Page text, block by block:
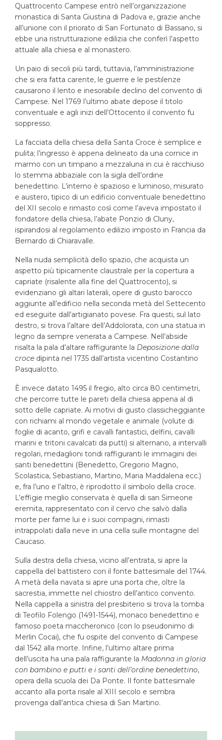
Quattrocento Campese entrò nell’organizzazione
monastica di Santa Giustina di Padova e, grazie anche
all’unione con il priorato di San Fortunato di Bassano, si
ebbe una ristrutturazione edilizia che conferì l’aspetto
attuale alla chiesa e al monastero.
Un paio di secoli più tardi, tuttavia, l’amministrazione
che si era fatta carente, le guerre e le pestilenze
causarono il lento e inesorabile declino del convento di
Campese. Nel 1769 l’ultimo abate depose il titolo
conventuale e agli inizi dell’Ottocento il convento fu
soppresso.
La facciata della chiesa della Santa Croce è semplice e
pulita; l’ingresso è appena delineato da una cornice in
marmo con un timpano a mezzaluna in cui è racchiuso
lo stemma abbaziale con la sigla dell’ordine
benedettino. L’interno è spazioso e luminoso, misurato
e austero, tipico di un edificio conventuale benedettino
del XII secolo e rimasto così come l’aveva impostato il
fondatore della chiesa, l’abate Ponzio di Cluny,
ispirandosi al regolamento edilizio imposto in Francia da
Bernardo di Chiaravalle.
Nella nuda semplicità dello spazio, che acquista un
aspetto più tipicamente claustrale per la copertura a
capriate (risalente alla fine del Quattrocento), si
evidenziano gli altari laterali, opere di gusto barocco
aggiunte all’edificio nella seconda metà del Settecento
ed eseguite dall’artigianato povese. Fra questi, sul lato
destro, si trova l’altare dell’Addolorata, con una statua in
legno da sempre venerata a Campese. Nell’abside
risalta la pala d’altare raffigurante la Deposizione dalla
croce dipinta nel 1735 dall’artista vicentino Costantino
Pasqualotto.
È invece datato 1495 il fregio, alto circa 80 centimetri,
che percorre tutte le pareti della chiesa appena al di
sotto delle capriate. Ai motivi di gusto classicheggiante
con richiami al mondo vegetale e animale (volute di
foglie di acanto, grifi e cavalli fantastici, delfini, cavalli
marini e tritoni cavalcati da putti) si alternano, a intervalli
regolari, medaglioni tondi raffiguranti le immagini dei
santi benedettini (Benedetto, Gregorio Magno,
Scolastica, Sebastiano, Martino, Maria Maddalena ecc.)
e, fra l’uno e l’altro, è riprodotto il simbolo della croce.
L’effigie meglio conservata è quella di san Simeone
eremita, rappresentato con il cervo che salvò dalla
morte per fame lui e i suoi compagni, rimasti
intrappolati dalla neve in una cella sulle montagne del
Caucaso.
Sulla destra della chiesa, vicino all’entrata, si apre la
cappella del battistero con il fonte battesimale del 1744.
A metà della navata si apre una porta che, oltre la
sacrestia, immette nel chiostro dell’antico convento.
Nella cappella a sinistra del presbiterio si trova la tomba
di Teofilo Folengo (1491-1544), monaco benedettino e
famoso poeta maccheronico (con lo pseudonimo di
Merlin Cocai), che fu ospite del convento di Campese
dal 1542 alla morte. Infine, l’ultimo altare prima
dell’uscita ha una pala raffigurante la Madonna in gloria
con bambino e putti e i santi dell’ordine benedettino,
opera della scuola dei Da Ponte. Il fonte battesimale
accanto alla porta risale al XIII secolo e sembra
provenga dall’antica chiesa di San Martino.